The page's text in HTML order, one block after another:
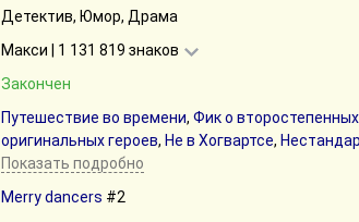
Детектив, Юмор, Драма
Макси | 1 131 819 знаков
Закончен
Путешествие во времени, Фик о
оригинальных героев, Не в Хогвартсе,
Показать подробно
Merry dancers #2